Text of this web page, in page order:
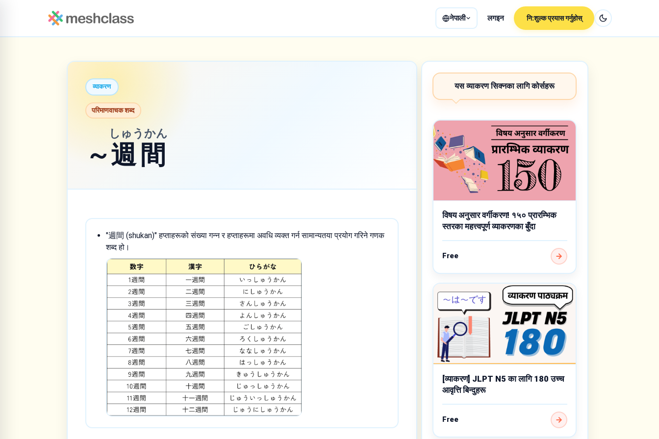
नेपाली लगइन नि:शुल्क प्रयास गर्नुहोस्
व्याकरण
परिमाणवाचक शब्द
～週間
しゅうかん
"週間 (shukan)" हप्ताहरूको संख्या गन्न र हप्ताहरूमा अवधि व्यक्त गर्न सामान्यतया प्रयोग गरिने गणक
शब्द हो।
यस व्याकरण सिक्नका लागि कोर्सहरू
विषय अनुसार वर्गीकरण! १५० प्रारम्भिक
स्तरका महत्त्वपूर्ण व्याकरणका बुँदा
Free
[व्याकरण] JLPT N5 का लागि 180 उच्च
आवृत्ति बिन्दुहरू
Free